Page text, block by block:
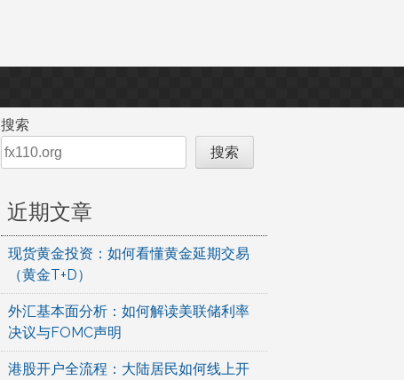
搜索
搜索
近期文章
现货黄金投资：如何看懂黄金延期交易
（黄金T+D）
外汇基本面分析：如何解读美联储利率
决议与FOMC声明
港股开户全流程：大陆居民如何线上开